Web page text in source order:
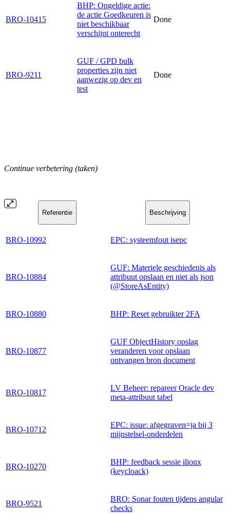
BRO-10415
BHP: Ongeldige actie:
de actie Goedkeuren is
niet beschikbaar
verschijnt onterecht
Done
BRO-9211
GUF / GPD bulk
properties zijn niet
aanwezig op dev en
test
Done
Continue verbetering (taken)
Referentie Beschrijving
BRO-10992 EPC: systeemfout isepc
BRO-10884
GUF: Materiele geschiedenis als
attribuut opslaan en niet als json
(@StoreAsEntity)
BRO-10880 BHP: Reset gebruikter 2FA
BRO-10877
GUF ObjectHistory opslag
veranderen voor opslaan
ontvangen bron document
BRO-10817
LV Beheer: repareer Oracle dev
meta-attribuut tabel
BRO-10712
EPC: issue: afgegraven=ja bij 3
mijnstelsel-onderdelen
BRO-10270
BHP: feedback sessie ilionx
(keycloack)
BRO-9521
BRO: Sonar fouten tijdens angular
checks